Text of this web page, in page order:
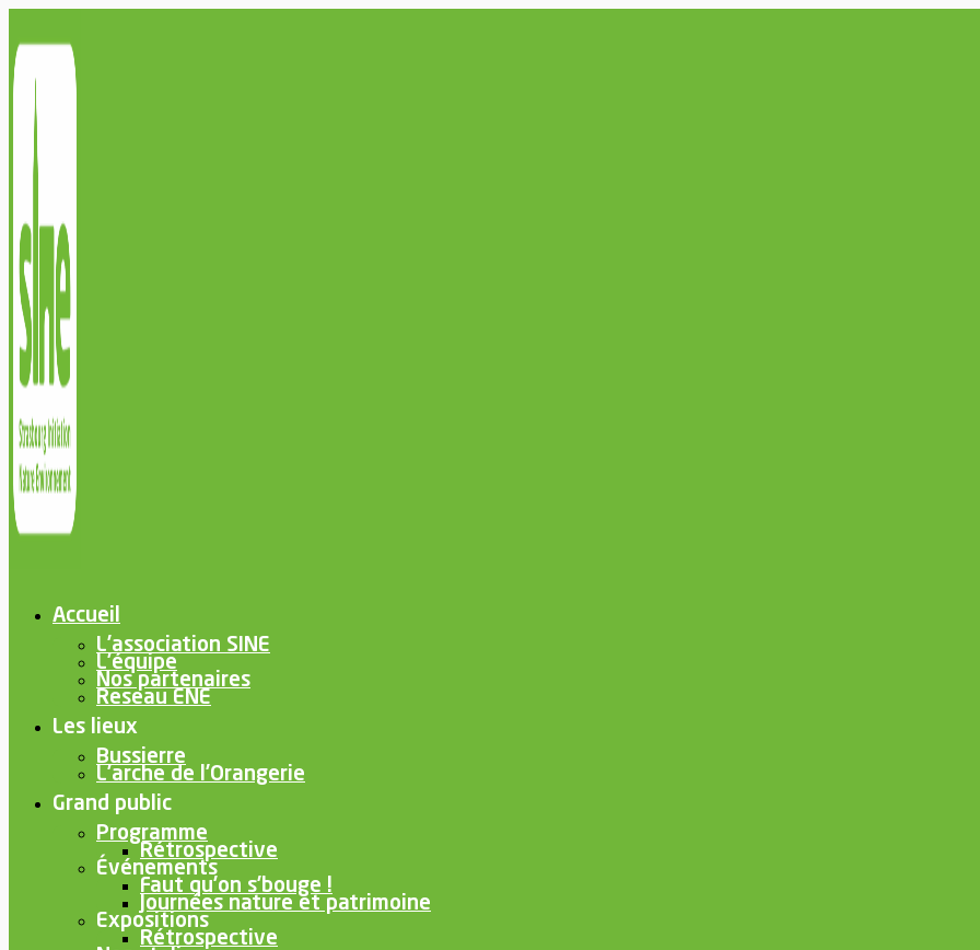
Accueil
L’association SINE
L’équipe
Nos partenaires
Reseau ENE
Les lieux
Bussierre
L’arche de l’Orangerie
Grand public
Programme
Rétrospective
Événements
Faut qu’on s’bouge !
Journées nature et patrimoine
Expositions
Rétrospective